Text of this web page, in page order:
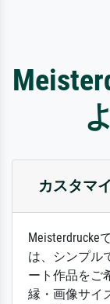
カスタマ
Meisterdrucke
は、シンプル
ート作品をご
縁・画像サイ